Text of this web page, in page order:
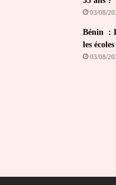
03/08/
Bénin :
les
03/08/